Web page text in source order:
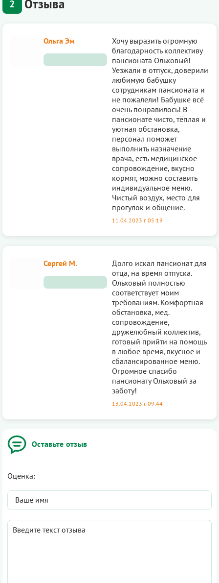
2 Отзыва
Оставьте отзыв
Оценка:
Ольга Эм
Хочу выразить огромную
благодарность коллективу
пансионата Ольховый!
Уезжали в отпуск, доверили
любимую бабушку
сотрудникам пансионата и
не пожалели! Бабушке всё
очень понравилось! В
пансионате чисто, тёплая и
уютная обстановка,
персонал поможет
выполнить назначение
врача, есть медицинское
сопровождение, вкусно
кормят, можно составить
индивидуальное меню.
Чистый воздух, место для
прогулок и общение.
11.04.2023 г. 05:19
Сергей М.
Долго искал пансионат для
отца, на время отпуска.
Ольховый полностью
соответствует моим
требованиям. Комфортная
обстановка, мед.
сопровождение,
дружелюбный коллектив,
готовый прийти на помощь
в любое время, вкусное и
сбалансированное меню.
Огромное спасибо
пансионату Ольховый за
заботу!
13.04.2023 г. 09:44